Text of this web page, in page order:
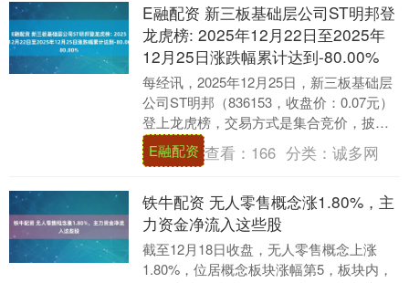
E融配资 新三板基础层公司ST明邦登
龙虎榜: 2025年12月22日至2025年
12月25日涨跌幅累计达到-80.00%
每经讯，2025年12月25日，新三板基础层
公司ST明邦（836153，收盘价：0.07元）
登上龙虎榜，交易方式是集合竞价，披露
原因是2025年12月22日至2....
E融配资 查看： 166 分类：诚多网
铁牛配资 无人零售概念涨1.80%，主
力资金净流入这些股
截至12月18日收盘，无人零售概念上涨
1.80%，位居概念板块涨幅第5，板块内，